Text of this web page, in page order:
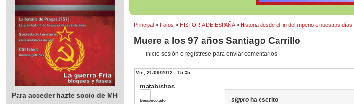
Para acceder hazte socio de MH
Principal» Foros » HISTORIA DE ESPAÑA» Historia desde el fin del imperio a nuestros días
Muere a los 97 años Santiago Carrillo
Inicie sesión o regístrese para enviar comentarios
Vie, 21/09/2012 - 15:35
matabishos
Desconectado sigproha escrito